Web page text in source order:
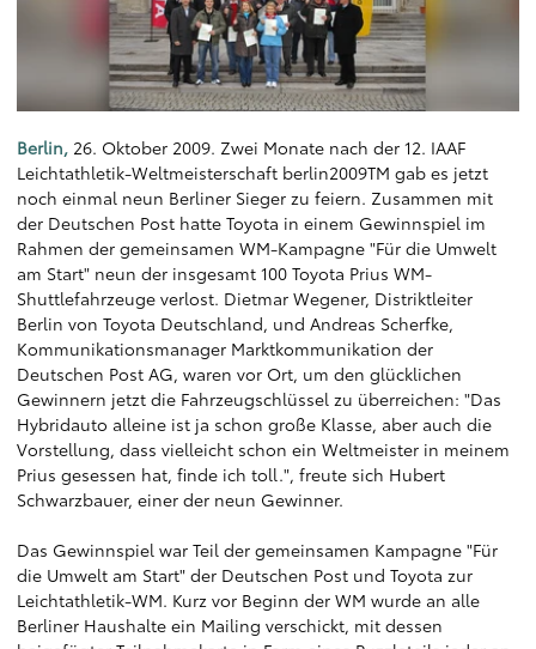
Berlin, 26. Oktober 2009. Zwei Monate nach der 12. IAAF
Leichtathletik-Weltmeisterschaft berlin2009TM gab es jetzt
noch einmal neun Berliner Sieger zu feiern. Zusammen mit
der Deutschen Post hatte Toyota in einem Gewinnspiel im
Rahmen der gemeinsamen WM-Kampagne "Für die Umwelt
am Start" neun der insgesamt 100 Toyota Prius WM-
Shuttlefahrzeuge verlost. Dietmar Wegener, Distriktleiter
Berlin von Toyota Deutschland, und Andreas Scherfke,
Kommunikationsmanager Marktkommunikation der
Deutschen Post AG, waren vor Ort, um den glücklichen
Gewinnern jetzt die Fahrzeugschlüssel zu überreichen: "Das
Hybridauto alleine ist ja schon große Klasse, aber auch die
Vorstellung, dass vielleicht schon ein Weltmeister in meinem
Prius gesessen hat, finde ich toll.", freute sich Hubert
Schwarzbauer, einer der neun Gewinner.
Das Gewinnspiel war Teil der gemeinsamen Kampagne "Für
die Umwelt am Start" der Deutschen Post und Toyota zur
Leichtathletik-WM. Kurz vor Beginn der WM wurde an alle
Berliner Haushalte ein Mailing verschickt, mit dessen